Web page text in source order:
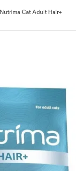
Nutrima Cat Adult Hair+